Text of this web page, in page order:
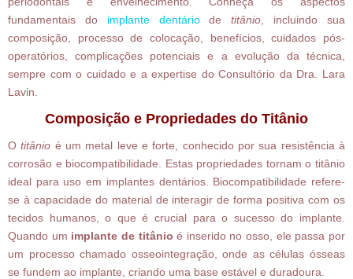
fundamentais do implante dentáriodetitânio , incluindo sua
composição, processo de colocação, benefícios, cuidados pós-
operatórios, complicações potenciais e a evolução da técnica,
sempre com o cuidado e a expertise do Consultório da Dra. Lara
Lavin.
Composição e Propriedades do Titânio
Otitânio é um metal leve e forte, conhecido por sua resistência à
corrosão e biocompatibilidade. Estas propriedades tornam o titânio
ideal para uso em implantes dentários. Biocompatibilidade refere-
se à capacidade do material de interagir de forma positiva com os
tecidos humanos, o que é crucial para o sucesso do implante.
Quando um implante de titânio é inserido no osso, ele passa por
um processo chamado osseointegração, onde as células ósseas
se fundem ao implante, criando uma base estável e duradoura.